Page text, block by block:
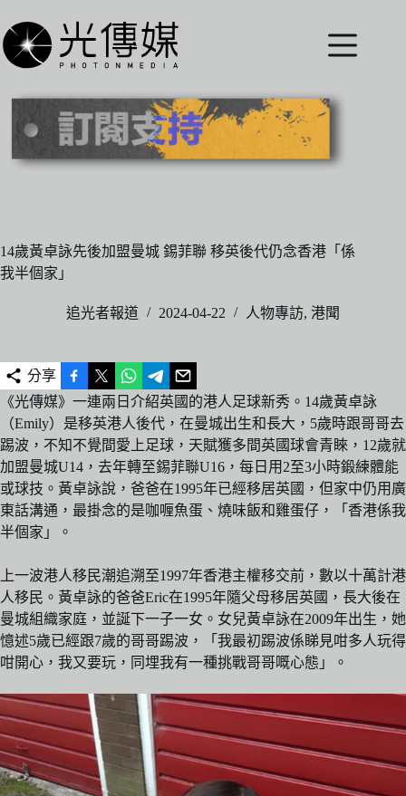
至
主
內
14歲黃卓詠先後加盟曼城 錫菲聯 移英後代仍念香港「係
我半個家」
追光者報道 2024-04-22 人物專訪, 港聞
分享
《光傳媒》一連兩日介紹英國的港人足球新秀。14歲黃卓詠
（Emily）是移英港人後代，在曼城出生和長大，5歲時跟哥哥去
踢波，不知不覺間愛上足球，天賦獲多間英國球會青睞，12歲就
加盟曼城U14，去年轉至錫菲聯U16，每日用2至3小時鍛練體能
或球技。黃卓詠說，爸爸在1995年已經移居英國，但家中仍用廣
東話溝通，最掛念的是咖喱魚蛋、燒味飯和雞蛋仔，「香港係我
半個家」。
上一波港人移民潮追溯至1997年香港主權移交前，數以十萬計港
人移民。黃卓詠的爸爸Eric在1995年隨父母移居英國，長大後在
曼城組織家庭，並誕下一子一女。女兒黃卓詠在2009年出生，她
憶述5歲已經跟7歲的哥哥踢波，「我最初踢波係睇見咁多人玩得
咁開心，我又要玩，同埋我有一種挑戰哥哥嘅心態」。